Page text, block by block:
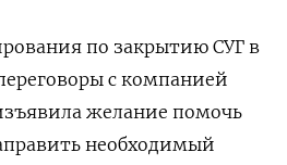
по закрытию СУГ в
с компанией
желание помочь
необходимый